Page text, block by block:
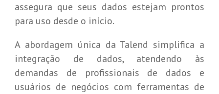
assegura que seus dados estejam prontos
para uso desde o início.
A abordagem única da Talend simplifica a
integração de dados, atendendo às
demandas de profissionais de dados e
usuários de negócios com ferramentas de